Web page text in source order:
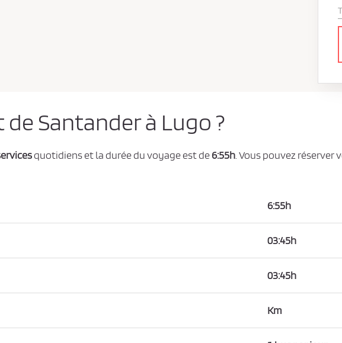
Santander à Lugo ?
quotidiens et la durée du voyage est de6:55h. Vous pouvez réserver
6:55h
03:45h
03:45h
Km